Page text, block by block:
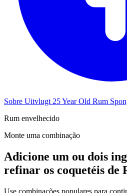
Sobre Uitvlugt 25 Year Old Rum
Rum envelhecido
Monte uma combinação
Adicione um ou dois
refinar os coquetéis de
Use combinações populares para